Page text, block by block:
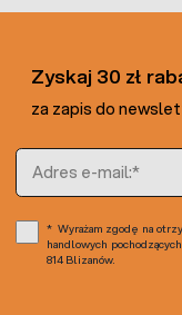
Zyskaj 30 zł
za zapis do
Adres e-mail
Wyrażam zgodę na
handlowych
814 Blizanów.